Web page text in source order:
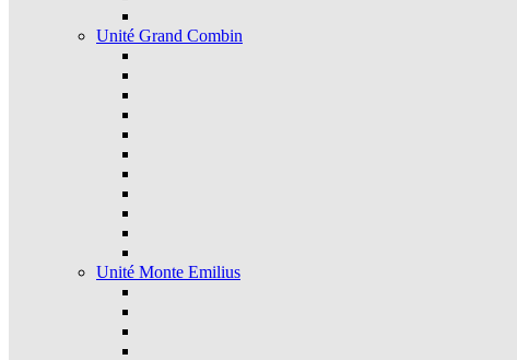
Unité Grand Combin
Unité Monte Emilius